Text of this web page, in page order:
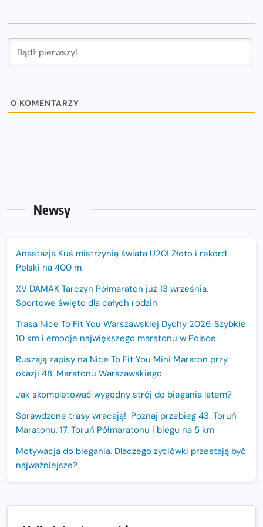
0 KOMENTARZY
Newsy
Anastazja Kuś mistrzynią świata U20! Złoto i rekord
Polski na 400 m
XV DAMAK Tarczyn Półmaraton już 13 września.
Sportowe święto dla całych rodzin
Trasa Nice To Fit You Warszawskiej Dychy 2026. Szybkie
10 km i emocje największego maratonu w Polsce
Ruszają zapisy na Nice To Fit You Mini Maraton przy
okazji 48. Maratonu Warszawskiego
Jak skompletować wygodny strój do biegania latem?
Sprawdzone trasy wracają! Poznaj przebieg 43. Toruń
Maratonu, 17. Toruń Półmaratonu i biegu na 5 km
Motywacja do biegania. Dlaczego życiówki przestają być
najważniejsze?